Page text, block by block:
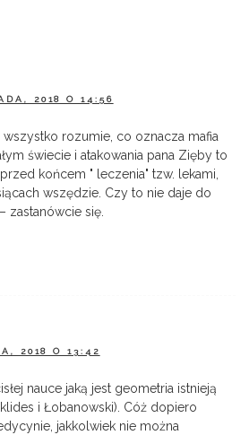
2018 O 14:56
rozumie, co oznacza mafia
świecie i atakowania pana Zięby to
końcem " leczenia" tzw. lekami,
wszędzie. Czy to nie daje do
zastanówcie się.
2018 O 13:42
nauce jaką jest geometria istnieją
i Łobanowski). Cóż dopiero
jakkolwiek nie można